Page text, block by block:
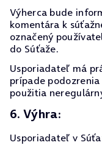
Výherca bude
komentára k
označený
do Súťaže.
Usporiadateľ má
prípade
použitia
6. Výhra:
Usporiadateľ v